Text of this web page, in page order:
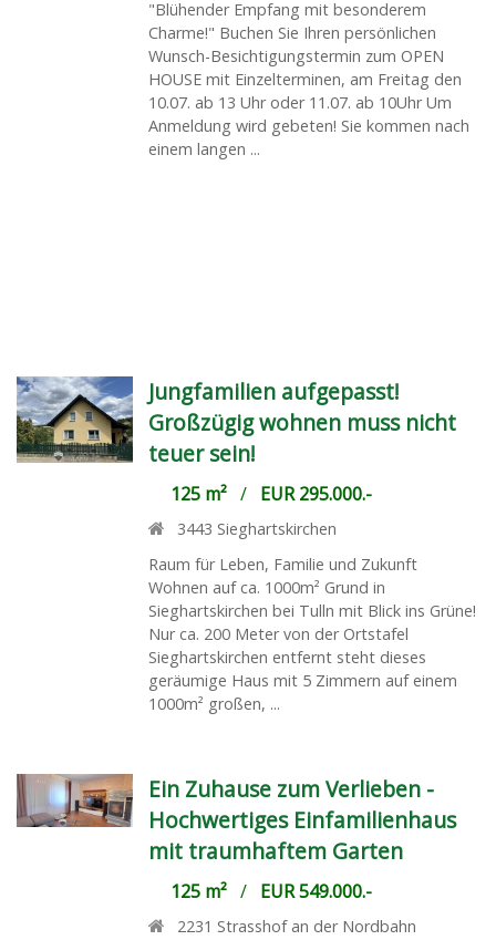
"Blühender Empfang mit besonderem
Charme!" Buchen Sie Ihren persönlichen
Wunsch-Besichtigungstermin zum OPEN
HOUSE mit Einzelterminen, am Freitag den
10.07. ab 13 Uhr oder 11.07. ab 10Uhr Um
Anmeldung wird gebeten! Sie kommen nach
einem langen ...
Jungfamilien aufgepasst!
Großzügig wohnen muss nicht
teuer sein!
125 m²/ EUR 295.000.-
3443 Sieghartskirchen
Raum für Leben, Familie und Zukunft
Wohnen auf ca. 1000m² Grund in
Sieghartskirchen bei Tulln mit Blick ins Grüne!
Nur ca. 200 Meter von der Ortstafel
Sieghartskirchen entfernt steht dieses
geräumige Haus mit 5 Zimmern auf einem
1000m² großen, ...
Ein Zuhause zum Verlieben -
Hochwertiges Einfamilienhaus
mit traumhaftem Garten
125 m²/ EUR 549.000.-
2231 Strasshof an der Nordbahn